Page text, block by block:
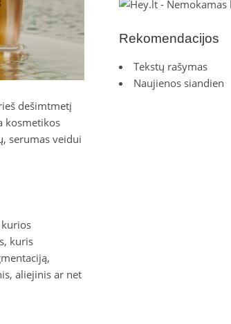
dešimtmetį
kosmetikos
serumas veidui
kuris
aliejinis ar net
Rekomendacijos
Tekstų rašymas
Naujienos siandien